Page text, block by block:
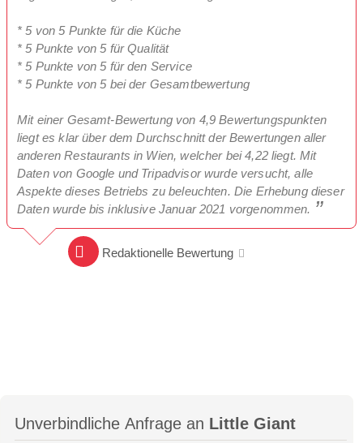
* 5 von 5 Punkte für die Küche
* 5 Punkte von 5 für Qualität
* 5 Punkte von 5 für den Service
* 5 Punkte von 5 bei der Gesamtbewertung
Mit einer Gesamt-Bewertung von 4,9 Bewertungspunkten
liegt es klar über dem Durchschnitt der Bewertungen aller
anderen Restaurants in Wien, welcher bei 4,22 liegt. Mit
Daten von Google und Tripadvisor wurde versucht, alle
Aspekte dieses Betriebs zu beleuchten. Die Erhebung dieser
Daten wurde bis inklusive Januar 2021 vorgenommen.
Redaktionelle Bewertung
Unverbindliche Anfrage an Little Giant